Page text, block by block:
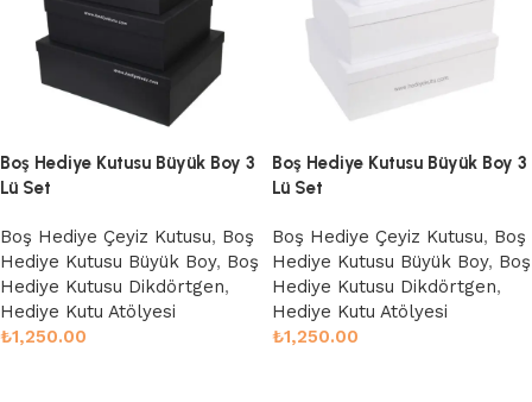
Boş Hediye Kutusu Büyük Boy 3
Lü Set
Boş Hediye Çeyiz Kutusu, Boş
Hediye Kutusu Büyük Boy, Boş
Hediye Kutusu Dikdörtgen,
Hediye Kutu Atölyesi
₺1,250.00
Boş Hediye Kutusu Büyük Boy 3
Lü Set
Boş Hediye Çeyiz Kutusu, Boş
Hediye Kutusu Büyük Boy, Boş
Hediye Kutusu Dikdörtgen,
Hediye Kutu Atölyesi
₺1,250.00